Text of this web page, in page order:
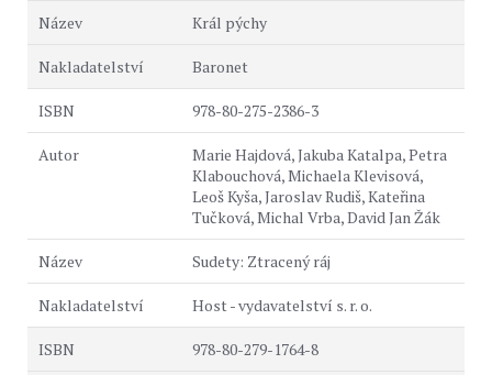
Král pýchy
Baronet
978-80-275-2386-3
Marie Hajdová, Jakuba Katalpa, Petra
Klabouchová, Michaela Klevisová,
Leoš Kyša, Jaroslav Rudiš, Kateřina
Tučková, Michal Vrba, David Jan Žák
Sudety: Ztracený ráj
Host - vydavatelství s. r. o.
978-80-279-1764-8